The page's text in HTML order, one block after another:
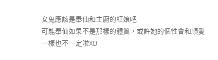
女鬼應該是奉仙和主廚的紅娘吧
可能奉仙如果不是那樣的體質，或許她的個性會和順愛
一樣也不一定啦XD